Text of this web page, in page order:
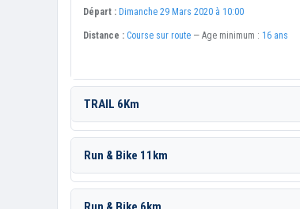
Départ : Dimanche 29 Mars 2020 à 10:00
Distance : Course sur route — Age minimum : 16 ans
TRAIL 6Km
Run & Bike 11km